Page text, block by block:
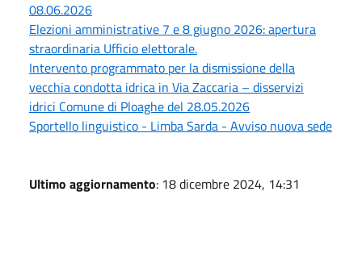
08.06.2026
Elezioni amministrative 7 e 8 giugno 2026: apertura
straordinaria Ufficio elettorale.
Intervento programmato per la dismissione della
vecchia condotta idrica in Via Zaccaria – disservizi
idrici Comune di Ploaghe del 28.05.2026
Sportello linguistico - Limba Sarda - Avviso nuova sede
Ultimo aggiornamento: 18 dicembre 2024, 14:31